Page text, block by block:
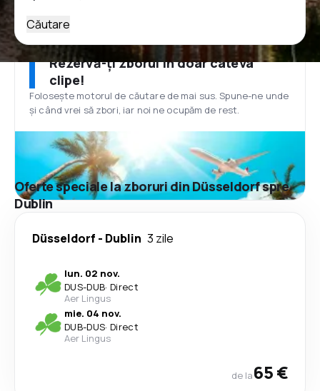
Căutare
Rezervă-ți zborul în doar câteva
clipe!
Folosește motorul de căutare de mai sus. Spune-ne unde
și când vrei să zbori, iar noi ne ocupăm de rest.
Oferte speciale la zboruri din Düsseldorf spre
Dublin
Düsseldorf - Dublin 3 zile
lun. 02 nov.
DUS-DUB· Direct
Aer Lingus
mie. 04 nov.
DUB-DUS· Direct
Aer Lingus
de la65 €